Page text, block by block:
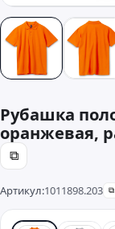
Рубашка
оранжевая,
⧉
Артикул:1011898.203 ⧉